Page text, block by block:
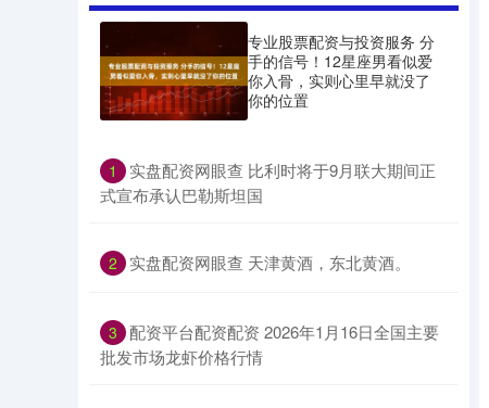
专业股票配资与投资服务 分
手的信号！12星座男看似爱
你入骨，实则心里早就没了
你的位置
1
​实盘配资网眼查 比利时将于9月联大期间正
式宣布承认巴勒斯坦国
2 ​实盘配资网眼查 天津黄酒，东北黄酒。
3 ​配资平台配资配资 2026年1月16日全国主要
批发市场龙虾价格行情